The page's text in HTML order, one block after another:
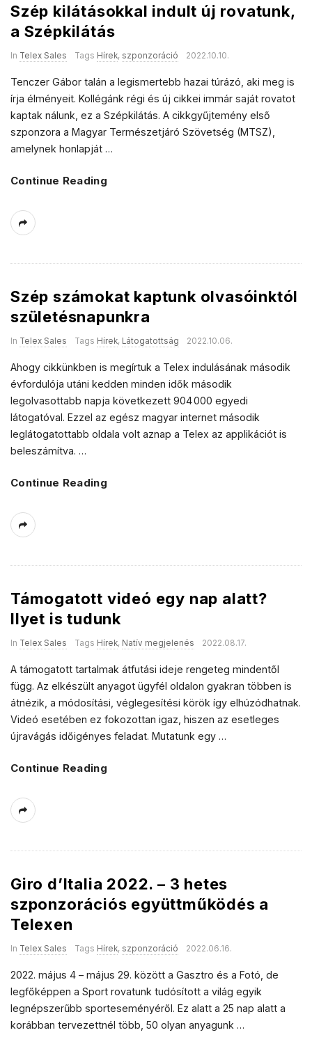
Szép kilátásokkal indult új rovatunk,
a Szépkilátás
In Telex Sales Tags Hírek, szponzoráció 2022.10.10.
Tenczer Gábor talán a legismertebb hazai túrázó, aki meg is
írja élményeit. Kollégánk régi és új cikkei immár saját rovatot
kaptak nálunk, ez a Szépkilátás. A cikkgyűjtemény első
szponzora a Magyar Természetjáró Szövetség (MTSZ),
amelynek honlapját …
Continue Reading
Szép számokat kaptunk olvasóinktól
születésnapunkra
In Telex Sales Tags Hírek, Látogatottság 2022.10.06.
Ahogy cikkünkben is megírtuk a Telex indulásának második
évfordulója utáni kedden minden idők második
legolvasottabb napja következett 904 000 egyedi
látogatóval. Ezzel az egész magyar internet második
leglátogatottabb oldala volt aznap a Telex az applikációt is
beleszámítva. …
Continue Reading
Támogatott videó egy nap alatt?
Ilyet is tudunk
In Telex Sales Tags Hírek, Natív megjelenés 2022.08.17.
A támogatott tartalmak átfutási ideje rengeteg mindentől
függ. Az elkészült anyagot ügyfél oldalon gyakran többen is
átnézik, a módosítási, véglegesítési körök így elhúzódhatnak.
Videó esetében ez fokozottan igaz, hiszen az esetleges
újravágás időigényes feladat. Mutatunk egy …
Continue Reading
Giro d’Italia 2022. – 3 hetes
szponzorációs együttműködés a
Telexen
In Telex Sales Tags Hírek, szponzoráció 2022.06.16.
2022. május 4 – május 29. között a Gasztro és a Fotó, de
legfőképpen a Sport rovatunk tudósított a világ egyik
legnépszerűbb sporteseményéről. Ez alatt a 25 nap alatt a
korábban tervezettnél több, 50 olyan anyagunk …